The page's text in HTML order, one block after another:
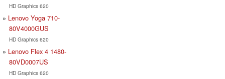
HD Graphics 620
Lenovo Yoga 710-
80V4000GUS
HD Graphics 620
Lenovo Flex 4 1480-
80VD0007US
HD Graphics 620